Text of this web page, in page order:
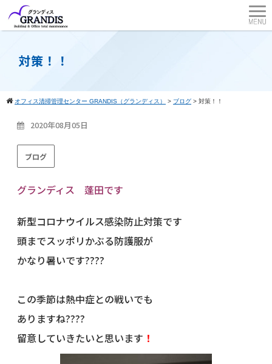
対策！！
オフィス清掃管理センター GRANDIS（グランディス） > ブログ > 対策！！
2020年08月05日
ブログ
グランディス 蓬田です
新型コロナウイルス感染防止対策です
頭までスッポリかぶる防護服が
かなり暑いです????
この季節は熱中症との戦いでも
ありますね????
留意していきたいと思います ！